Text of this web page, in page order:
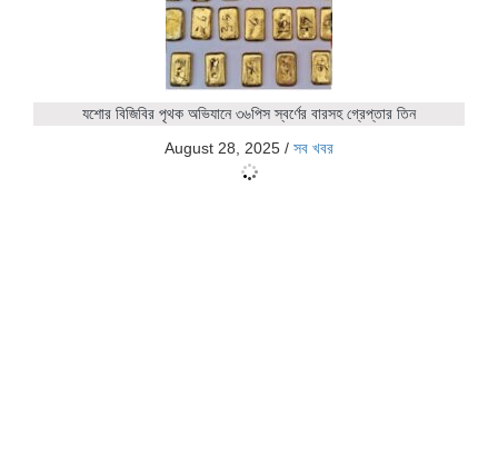
যশোর বিজিবির পৃথক অভিযানে ৩৬পিস স্বর্ণের বারসহ গ্রেপ্তার তিন
August 28, 2025 / সব খবর